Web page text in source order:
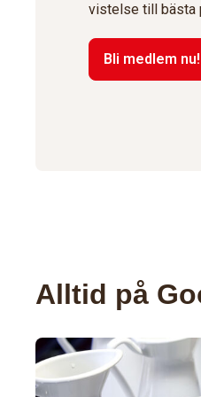
vistelse till bästa
Bli medlem nu!
Alltid på